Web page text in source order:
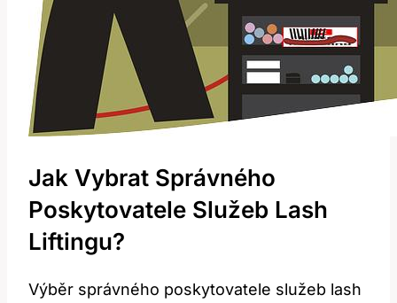
Jak Vybrat Správného‌
Poskytovatele Služeb Lash
Liftingu?
Výběr správného poskytovatele služeb lash‍